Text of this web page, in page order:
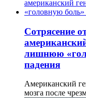
Сотрясение
лишнюю
падения
Американский
мозга после